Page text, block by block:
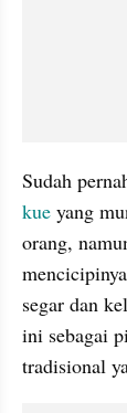
Sudah
kue yang
orang,
segar dan
ini sebagai
tradisional